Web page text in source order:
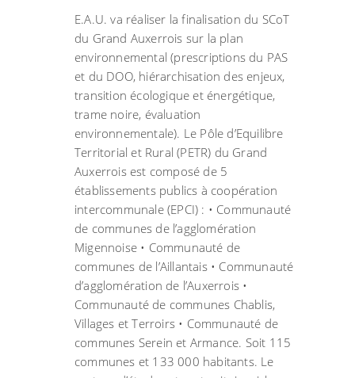
E.A.U. va réaliser la finalisation du SCoT
du Grand Auxerrois sur la plan
environnemental (prescriptions du PAS
et du DOO, hiérarchisation des enjeux,
transition écologique et énergétique,
trame noire, évaluation
environnementale). Le Pôle d’Equilibre
Territorial et Rural (PETR) du Grand
Auxerrois est composé de 5
établissements publics à coopération
intercommunale (EPCI) : • Communauté
de communes de l’agglomération
Migennoise • Communauté de
communes de l’Aillantais • Communauté
d’agglomération de l’Auxerrois •
Communauté de communes Chablis,
Villages et Terroirs • Communauté de
communes Serein et Armance. Soit 115
communes et 133 000 habitants. Le